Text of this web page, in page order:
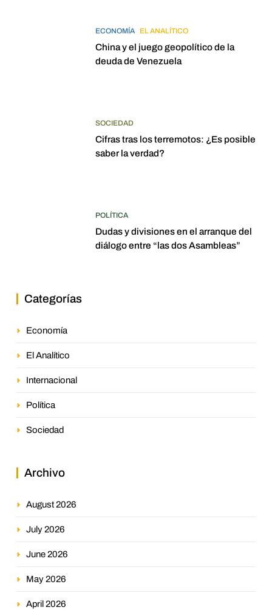
ECONOMÍA EL ANALÍTICO
China y el juego geopolítico de la
deuda de Venezuela
SOCIEDAD
Cifras tras los terremotos: ¿Es posible
saber la verdad?
POLÍTICA
Dudas y divisiones en el arranque del
diálogo entre “las dos Asambleas”
Categorías
Economía
El Analítico
Internacional
Política
Sociedad
Archivo
August 2026
July 2026
June 2026
May 2026
April 2026